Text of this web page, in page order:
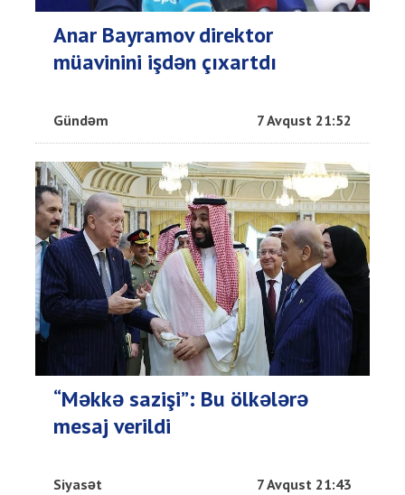
Anar Bayramov direktor
müavinini işdən çıxartdı
Gündəm 7 Avqust 21:52
“Məkkə sazişi”: Bu ölkələrə
mesaj verildi
Siyasət 7 Avqust 21:43